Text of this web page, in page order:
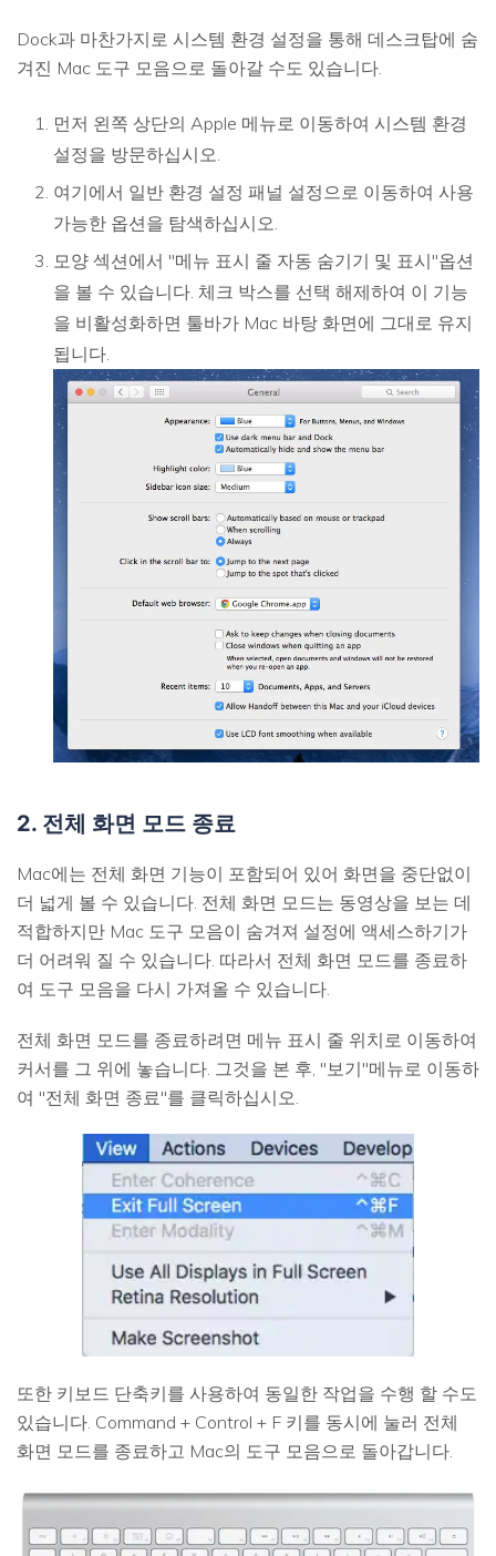
Dock과 마찬가지로 시스템 환경 설정을 통해 데스크탑에 숨
겨진 Mac 도구 모음으로 돌아갈 수도 있습니다.
먼저 왼쪽 상단의 Apple 메뉴로 이동하여 시스템 환경
설정을 방문하십시오.
여기에서 일반 환경 설정 패널 설정으로 이동하여 사용
가능한 옵션을 탐색하십시오.
모양 섹션에서 "메뉴 표시 줄 자동 숨기기 및 표시"옵션
을 볼 수 있습니다. 체크 박스를 선택 해제하여 이 기능
을 비활성화하면 툴바가 Mac 바탕 화면에 그대로 유지
됩니다.
2. 전체 화면 모드 종료
Mac에는 전체 화면 기능이 포함되어 있어 화면을 중단없이
더 넓게 볼 수 있습니다. 전체 화면 모드는 동영상을 보는 데
적합하지만 Mac 도구 모음이 숨겨져 설정에 액세스하기가
더 어려워 질 수 있습니다. 따라서 전체 화면 모드를 종료하
여 도구 모음을 다시 가져올 수 있습니다.
전체 화면 모드를 종료하려면 메뉴 표시 줄 위치로 이동하여
커서를 그 위에 놓습니다. 그것을 본 후, "보기"메뉴로 이동하
여 "전체 화면 종료"를 클릭하십시오.
또한 키보드 단축키를 사용하여 동일한 작업을 수행 할 수도
있습니다. Command + Control + F 키를 동시에 눌러 전체
화면 모드를 종료하고 Mac의 도구 모음으로 돌아갑니다.